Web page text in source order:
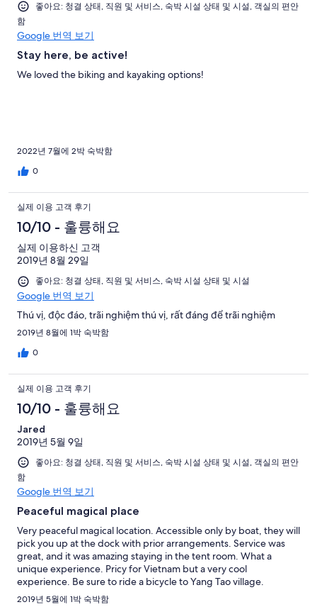
좋아요: 청결 상태, 직원 및 서비스, 숙박 시설 상태 및 시설, 객실의 편안
함
Google 번역 보기
Stay here, be active!
We loved the biking and kayaking options!
2022년 7월에 2박 숙박함
0
실제 이용 고객 후기
10/10 - 훌륭해요
실제 이용하신 고객
2019년 8월 29일
좋아요: 청결 상태, 직원 및 서비스, 숙박 시설 상태 및 시설
Google 번역 보기
Thú vị, độc đáo, trãi nghiệm thú vị, rất đáng để trãi nghiệm
2019년 8월에 1박 숙박함
0
실제 이용 고객 후기
10/10 - 훌륭해요
Jared
2019년 5월 9일
좋아요: 청결 상태, 직원 및 서비스, 숙박 시설 상태 및 시설, 객실의 편안
함
Google 번역 보기
Peaceful magical place
Very peaceful magical location. Accessible only by boat, they will
pick you up at the dock with prior arrangements. Service was
great, and it was amazing staying in the tent room. What a
unique experience. Pricy for Vietnam but a very cool
experience. Be sure to ride a bicycle to Yang Tao village.
2019년 5월에 1박 숙박함